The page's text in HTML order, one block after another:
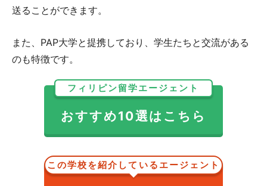
送ることができます。
また、PAP大学と提携しており、学生たちと交流がある
のも特徴です。
フィリピン留学エージェント
おすすめ10選はこちら
この学校を紹介しているエージェント